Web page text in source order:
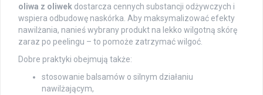
oliwa z oliwek dostarcza cennych substancji odżywczych i
wspiera odbudowę naskórka. Aby maksymalizować efekty
nawilżania, nanieś wybrany produkt na lekko wilgotną skórę
zaraz po peelingu – to pomoże zatrzymać wilgoć.
Dobre praktyki obejmują także:
stosowanie balsamów o silnym działaniu
nawilżającym,